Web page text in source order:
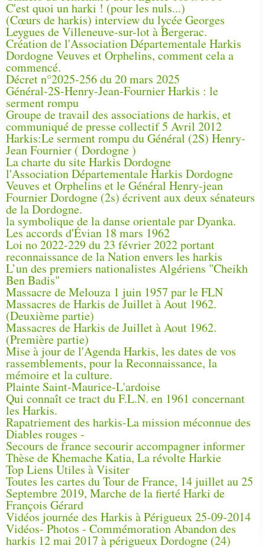
C'est quoi un harki ! (pour les nuls...)
(Cœurs de harkis) interview du lycée Georges
Leygues de Villeneuve-sur-lot à Bergerac.
Création de l'Association Départementale Harkis
Dordogne Veuves et Orphelins, comment cela a
commencé.
Décret n°2025-256 du 20 mars 2025
Général-2S-Henry-Jean-Fournier Harkis : le
serment rompu
Groupe de travail des associations de harkis, et
communiqué de presse collectif 5 Avril 2012
Harkis:Le serment rompu du Général (2S) Henry-
Jean Fournier ( Dordogne )
La charte du site Harkis Dordogne
l'Association Départementale Harkis Dordogne
Veuves et Orphelins et le Général Henry-jean
Fournier Dordogne (2s) écrivent aux deux sénateurs
de la Dordogne.
la symbolique de la danse orientale par Dyanka.
Les accords d'Évian 18 mars 1962
Loi no 2022-229 du 23 février 2022 portant
reconnaissance de la Nation envers les harkis
L’un des premiers nationalistes Algériens "Cheikh
Ben Badis"
Massacre de Melouza 1 juin 1957 par le FLN
Massacres de Harkis de Juillet à Aout 1962.
(Deuxième partie)
Massacres de Harkis de Juillet à Aout 1962.
(Première partie)
Mise à jour de l'Agenda Harkis, les dates de vos
rassemblements, pour la Reconnaissance, la
mémoire et la culture.
Plainte Saint-Maurice-L'ardoise
Qui connaît ce tract du F.L.N. en 1961 concernant
les Harkis.
Rapatriement des harkis-La mission méconnue des
Diables rouges -
Secours de france secourir accompagner informer
Thèse de Khemache Katia, La révolte Harkie
Top Liens Utiles à Visiter
Toutes les cartes du Tour de France, 14 juillet au 25
Septembre 2019, Marche de la fierté Harki de
François Gérard
Vidéos journée des Harkis à Périgueux 25-09-2014
Vidéos- Photos - Commémoration Abandon des
harkis 12 mai 2017 à périgueux Dordogne (24)